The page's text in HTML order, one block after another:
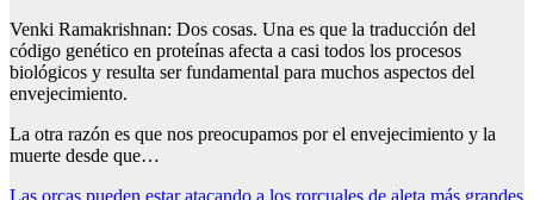
Venki Ramakrishnan: Dos cosas. Una es que la traducción del
código genético en proteínas afecta a casi todos los procesos
biológicos y resulta ser fundamental para muchos aspectos del
envejecimiento.
La otra razón es que nos preocupamos por el envejecimiento y la
muerte desde que…
Las orcas pueden estar atacando a los rorcuales de aleta más grandes